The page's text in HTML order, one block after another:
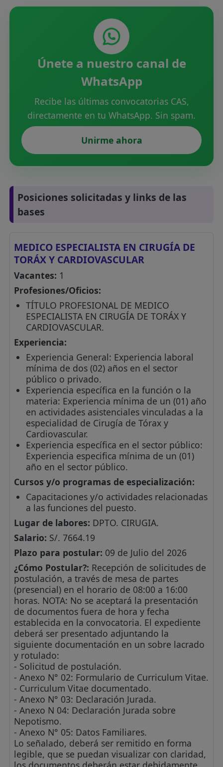
Únete a nuestro canal de
WhatsApp
Recibe las últimas convocatorias CAS,
directamente en tu WhatsApp. Sin spam.
Unirme ahora
Posiciones solicitadas y links de las
bases
MEDICO ESPECIALISTA EN CIRUGÍA DE
TORÁX Y CARDIOVASCULAR
Vacantes: 1
Profesiones/Oficios:
TÍTULO PROFESIONAL DE MEDICO
ESPECIALISTA EN CIRUGÍA DE TORÁX Y
CARDIOVASCULAR.
Experiencia:
Experiencia General: Experiencia laboral
mínima de dos (02) años en el sector
público o privado.
Experiencia específica en la función o la
materia: Experiencia mínima de un (01) año
en actividades asistenciales vinculadas a la
especialidad de Cirugía de Tórax y
Cardiovascular.
Experiencia específica en el sector público:
Experiencia especifica mínima de un (01)
año en el sector público.
Cursos y/o programas de especialización:
Capacitaciones y/o actividades relacionadas
a las funciones del puesto.
Lugar de labores: DPTO. CIRUGIA.
Salario: S/. 7664.19
Plazo para postular: 09 de Julio del 2026
¿Cómo Postular?: Recepción de solicitudes de
postulación, a través de mesa de partes
(presencial) en el horario de 08:00 a 16:00
horas. NOTA: No se aceptará la presentación
de documentos fuera de hora y fecha
establecida en la convocatoria. El expediente
deberá ser presentado adjuntando la
siguiente documentación en un sobre lacrado
y rotulado:
- Solicitud de postulación.
- Anexo N° 02: Formulario de Curriculum Vitae.
- Curriculum Vitae documentado.
- Anexo N° 03: Declaración Jurada.
- Anexo N 04: Declaración Jurada sobre
Nepotismo.
- Anexo N° 05: Datos Familiares.
Lo señalado, deberá ser remitido en forma
legible, que se puedan visualizar con claridad,